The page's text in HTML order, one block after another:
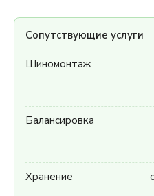
Сопутствующие услуги
Шиномонтаж
Балансировка
Хранение